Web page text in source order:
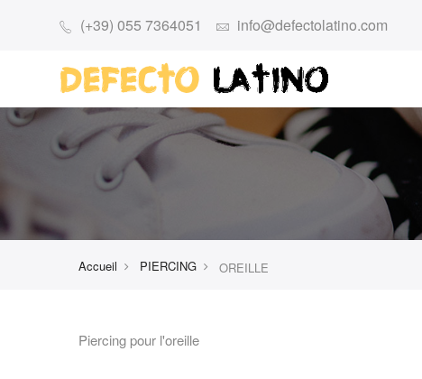
(+39) 055 7364051 info@defectolatino.com
Accueil PIERCING OREILLE
Piercing pour l'oreille